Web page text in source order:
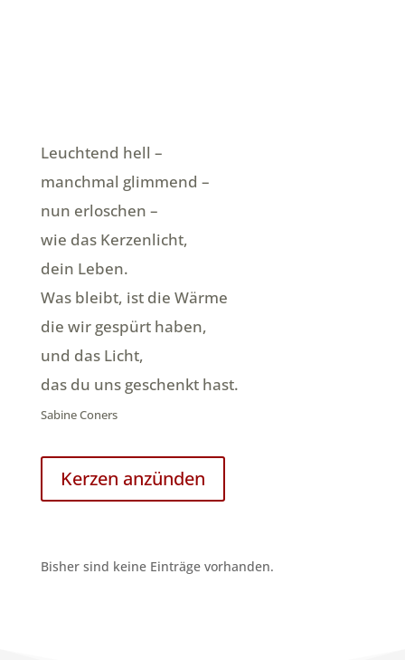
Leuchtend hell –
manchmal glimmend –
nun erloschen –
wie das Kerzenlicht,
dein Leben.
Was bleibt, ist die Wärme
die wir gespürt haben,
und das Licht,
das du uns geschenkt hast.
Sabine Coners
Kerzen anzünden
Bisher sind keine Einträge vorhanden.